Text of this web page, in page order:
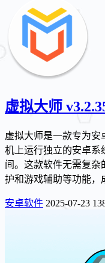
虚拟大师
虚拟大师是一款专为
机上运行独立的安卓系
间。这款软件无需复
护和游戏辅助等功能，
安卓软件 2025-07-23